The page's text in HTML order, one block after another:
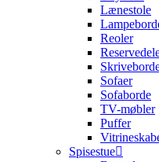
Lænestole
Reoler
Sofaer
Sofaborde
TV-møbler
Puffer
Spisestue